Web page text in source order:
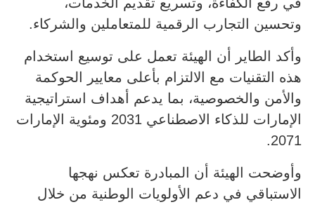
وتحسين التجارب الرقمية للمتعاملين والشركاء.
وأكد الطاير أن الهيئة تعمل على توسيع استخدام
هذه التقنيات مع الالتزام بأعلى معايير الحوكمة
والأمن والخصوصية، بما يدعم أهداف استراتيجية
الإمارات للذكاء الاصطناعي 2031 ومئوية الإمارات
2071.
وأوضحت الهيئة أن المبادرة تعكس نهجها
الاستباقي في دعم الأولويات الوطنية من خلال